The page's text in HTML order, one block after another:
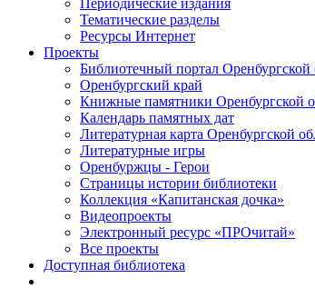
Периодические издания
Тематические разделы
Ресурсы Интернет
Проекты
Библиотечный портал Оренбургской
Оренбургский край
Книжные памятники Оренбургской
Календарь памятных дат
Литературная карта Оренбургской
Литературные игры
Оренбуржцы - Герои
Страницы истории библиотеки
Коллекция «Капитанская дочка»
Видеопроекты
Электронный ресурс «ПРОчитай»
Все проекты
Доступная библиотека